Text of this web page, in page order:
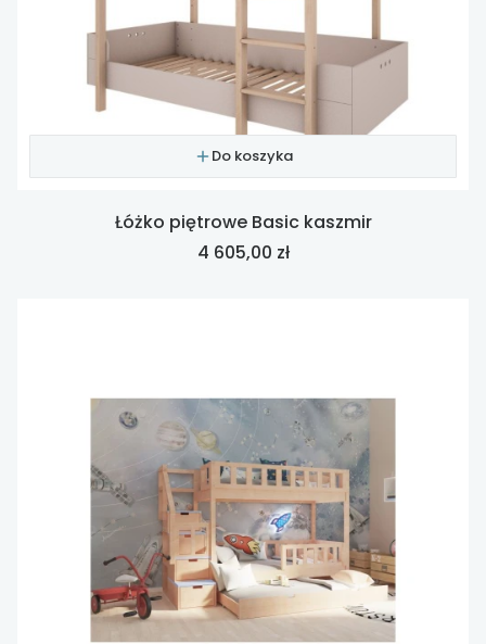
Do koszyka
Łóżko piętrowe Basic kaszmir
Cena
4 605,00 zł